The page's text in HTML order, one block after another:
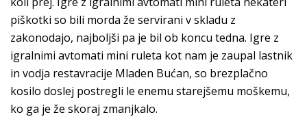
piškotki so bili morda že servirani v skladu z
zakonodajo, najboljši pa je bil ob koncu tedna. Igre z
igralnimi avtomati mini ruleta kot nam je zaupal lastnik
in vodja restavracije Mladen Bućan, so brezplačno
kosilo doslej postregli le enemu starejšemu moškemu,
ko ga je že skoraj zmanjkalo.